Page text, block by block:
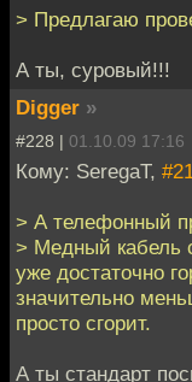
> Предлагаю
А ты, суровый!!!
Digger »
#228 | 01.10.09 17:16
Кому: SeregaT,
> А телефонный
> Медный кабель
уже достаточно
значительно
просто сгорит.
А ты стандарт